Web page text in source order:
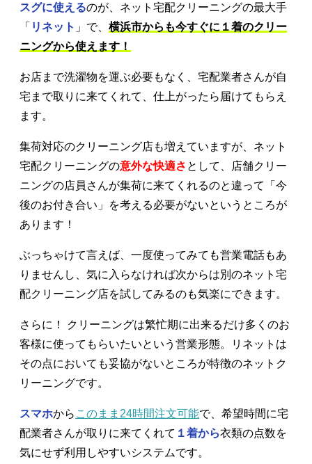
スグに使えるのが、ネット宅配クリーニングの最大手
「 リネット 」で、 横浜市からも今すぐに１着のクリー
ニングから使えます！
お店まで洗濯物を運ぶ必要もなく、宅配業者さんが自
宅まで取りに来てくれて、仕上がったら届けてもらえ
ます。
集荷対応のクリーニング店も増えていますが、ネット
宅配クリーニングの意外な快適さ として、店舗クリー
ニングの店員さんが集荷に来てくれるのと違って「今
後のお付き合い」を考える必要がないというところが
あります！
ぶっちゃけて言えば、一度使ってみても営業電話もあ
りませんし、気に入らなければ次からは別のネット宅
配クリーニング店を試してみるのも気楽にできます。
さらに！ クリーニングは繁忙期に出来るだけ多くのお
客様に使ってもらいたいという営業形態。リネットは
その点においても妥協がないところが特徴のネットク
リーニングです。
スマホから このまま24時間注文可能で、希望時間に宅
配業者さんが取りに来てくれて １着から衣類の点数を
気にせず利用しやすいシステムです。